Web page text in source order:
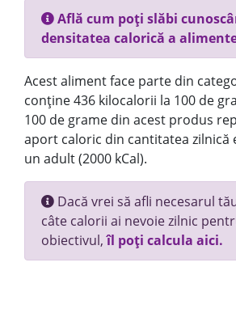
Află cum poți slăbi
densitatea calorică a
Acest aliment face parte din
conține 436 kilocalorii la 100 de
100 de grame din acest produs
aport caloric din cantitatea zilnică
un adult (2000 kCal).
Dacă vrei să afli necesarul
câte calorii ai nevoie zilnic
obiectivul,îl poți calcula aici.